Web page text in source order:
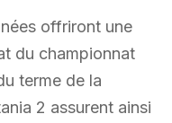
offriront une
du championnat
terme de la
2 assurent ainsi